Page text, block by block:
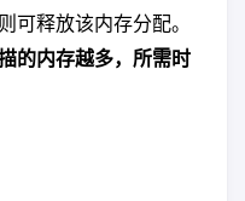
可释放该内存分配。
的内存越多，所需时